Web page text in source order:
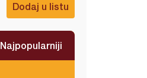
Dodaj u listu
Najpopularniji